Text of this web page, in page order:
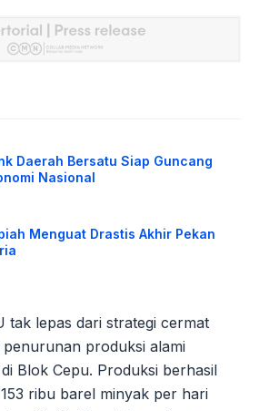
Daerah Bersatu Siap Guncang
Nasional
Menguat Drastis Akhir Pekan
tak lepas dari strategi cermat
penurunan produksi alami
Blok Cepu. Produksi berhasil
ribu barel minyak per hari